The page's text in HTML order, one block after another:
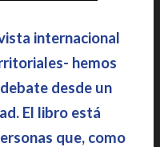
internacional
hemos
desde un
El libro está
que, como